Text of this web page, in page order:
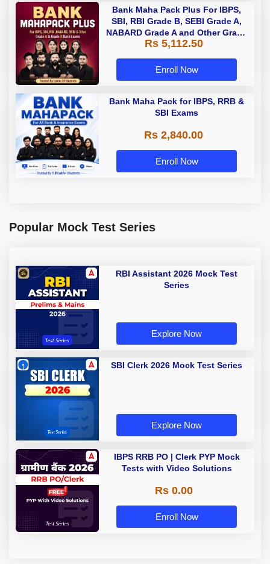
Bank Maha Pack Plus For IBPS,
SBI, RBI Grade B, SEBI Grade A,
NABARD Grade A and Other Grade
A & Grade B Bank Exams
Rs 5,112.50
Enroll Now
Bank Maha Pack for IBPS, RRB &
SBI Exams
Rs 2,840.00
Enroll Now
Popular Mock Test Series
RBI Assistant 2026 Mock Test
Series
Explore Now
SBI Clerk 2026 Mock Test Series
Explore Now
IBPS RRB PO | Clerk PYP Mock
Tests with Video Solutions
Rs 0.00
Enroll Now